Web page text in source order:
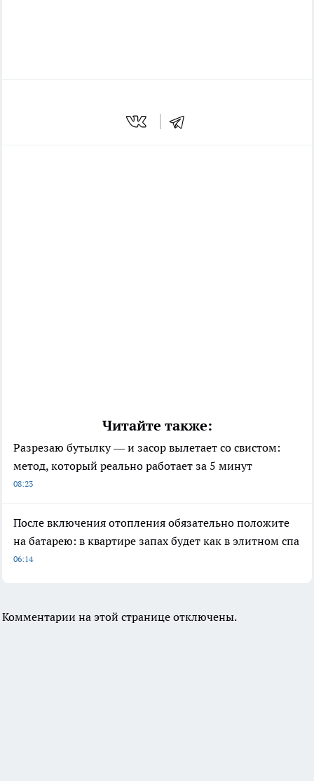
Читайте также:
Разрезаю бутылку — и засор вылетает со свистом:
метод, который реально работает за 5 минут
08:23
После включения отопления обязательно положите
на батарею: в квартире запах будет как в элитном спа
06:14
Комментарии на этой странице отключены.